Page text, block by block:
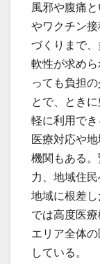
風邪や腹痛
やワクチン
づくりまで
軟性が求め
っても負担
とで、とき
軽に利用で
医療対応や
機関もある
力、地域住
地域に根差
では高度医
エリア全体
している。